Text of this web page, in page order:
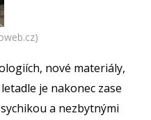
nové materiály,
je nakonec zase
a nezbytnými